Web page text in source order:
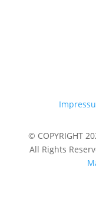
© COPYRIGHT
All Rights